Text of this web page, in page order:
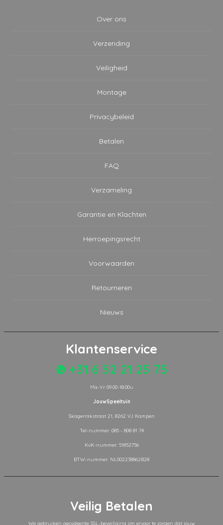
Over ons
Verzending
Veiligheid
Montage
Privacybeleid
Betalen
FAQ
Verzameling
Garantie en Klachten
Herroepingsrecht
Voorwaarden
Retourneren
Nieuws
Klantenservice
+31 6 52 21 25 75
Ma-Vr 09.00-18.00u
JouwSpeeltuin
Skagerrakstraat 21, 8262 VJ Kampen
Tel-nummer: 085 - 808 81 74
KvK-nummer: 51852756
BTW-nummer: NL002238862B28
Veilig Betalen
We gebruiken gecodeerde SSL-beveiliging om ervoor te zorgen dat jouw